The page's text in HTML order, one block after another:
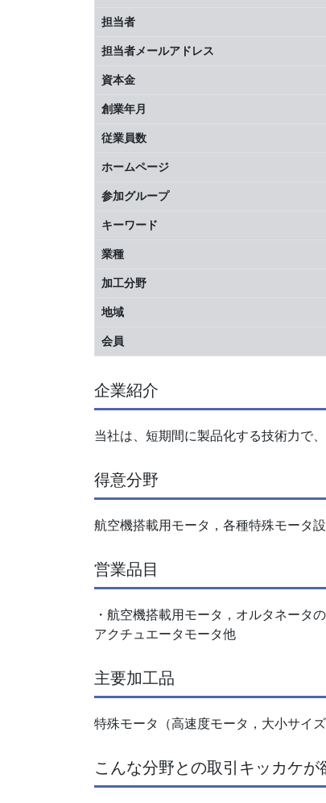
担当者
担当者メールアドレス
資本金
創業年月
従業員数
ホームページ
参加グループ
キーワード
業種
加工分野
地域
会員
企業紹介
当社は、短期間に製品化する技術力で
得意分野
航空機搭載用モータ，各種特殊モータ
営業品目
・航空機搭載用モータ，オルタネー
アクチュエータモータ他
主要加工品
特殊モータ（高速度モータ，大小サイ
こんな分野との取引キッカケが